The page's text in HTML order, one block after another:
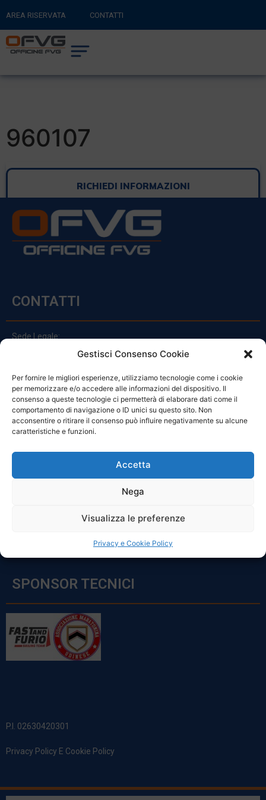
Gestisci Consenso Cookie
Per fornire le migliori esperienze, utilizziamo tecnologie come i cookie
per memorizzare e/o accedere alle informazioni del dispositivo. Il
consenso a queste tecnologie ci permetterà di elaborare dati come il
comportamento di navigazione o ID unici su questo sito. Non
acconsentire o ritirare il consenso può influire negativamente su alcune
caratteristiche e funzioni.
Accetta
Nega
Visualizza le preferenze
Privacy e Cookie Policy
AREA RISERVATA CONTATTI
RITORNA AL SITO PRINCIPALE
CARRELLO
960107
RICHIEDI INFORMAZIONI
CONTATTI
Sede Legale:
Via Principe Di Udine 144
clienti@officinefvg.it
info@officinefvg.it
posta@officinefvgpec.It
ORARI
Sabato: 8:00 – 12:00
SPONSOR TECNICI
P.I. 02630420301
Privacy Policy E Cookie Policy